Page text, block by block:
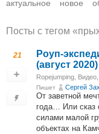
актуальное новое
Посты c тегом
21
Роуп-
(август 2020)
Ropejumping Видео
Пишет Сергей
От заветной
года… Или сказ
силами малой
объектах на